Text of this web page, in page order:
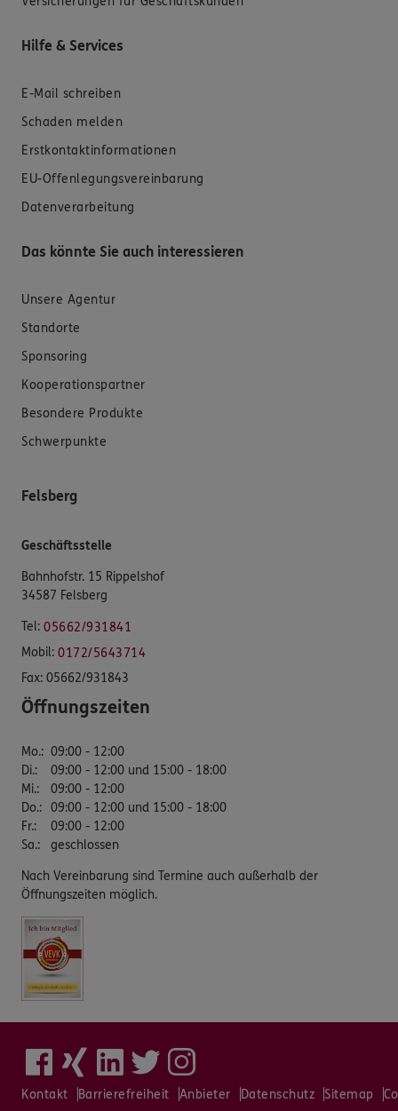
Hilfe & Services
E-Mail schreiben
Schaden melden
Erstkontaktinformationen
EU-Offenlegungsvereinbarung
Datenverarbeitung
Das könnte Sie auch interessieren
Unsere Agentur
Standorte
Sponsoring
Kooperationspartner
Besondere Produkte
Schwerpunkte
Felsberg
Geschäftsstelle
Bahnhofstr. 15 Rippelshof
34587 Felsberg
Tel: 05662/931841
Mobil: 0172/5643714
Fax: 05662/931843
Öffnungszeiten
Mo.: 09:00 - 12:00
Di.:
09:00 - 12:00 und 15:00 - 18:00
Mi.:
09:00 - 12:00
Do.: 09:00 - 12:00 und 15:00 - 18:00
Fr.:
09:00 - 12:00
Sa.: geschlossen
Nach Vereinbarung sind Termine auch außerhalb der
Öffnungszeiten möglich.
Kontakt Barrierefreiheit Anbieter Datenschutz Sitemap